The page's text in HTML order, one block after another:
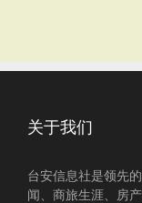
关于我们
台安信息社是领先
闻、商旅生涯、房